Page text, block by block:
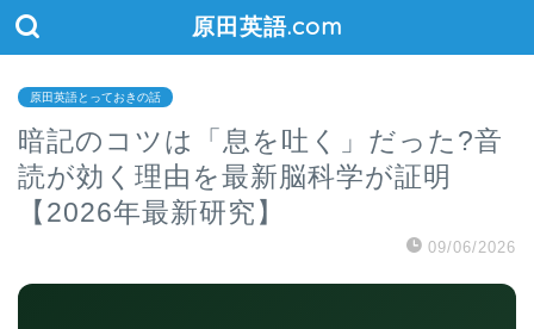
原田英語.com
原田英語とっておきの話
暗記のコツは「息を吐く」だった?音
読が効く理由を最新脳科学が証明
【2026年最新研究】
09/06/2026